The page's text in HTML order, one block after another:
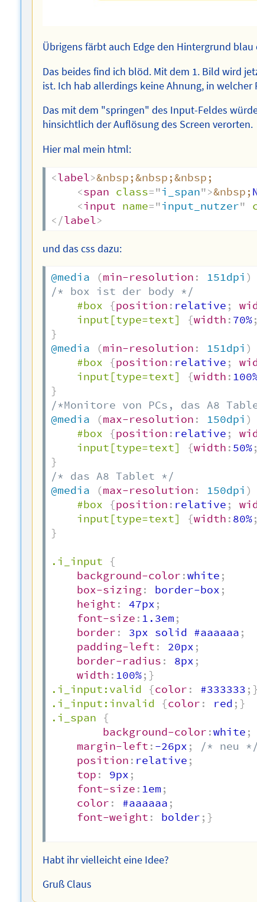
Übrigens färbt auch Edge den Hintergrund
Das beides find ich blöd. Mit dem 1. Bild wird
ist. Ich hab allerdings keine Ahnung, in
Das mit dem "springen" des Input-Feldes
hinsichtlich der Auflösung des Screen verorten.
Hier mal mein html:
<label>&nbsp;&nbsp;&nbsp;
<span class="i_span">&nbsp;
<input name="input_nutzer"
</label>
und das css dazu:
@media (min-resolution : 151dpi )
/* box ist der body */
#box
{position : relative ;
input[type=text]
{width : 70%;
}
@media
(min-resolution : 151dpi )
#box
{position : relative ;
input[type=text]
{width :
}
/*Monitore von PCs, das A8
@media
(max-resolution : 150dpi )
#box
{position : relative ;
input[type=text]
{width : 50%;
}
/* das A8 Tablet */
@media
(max-resolution : 150dpi )
#box
{position : relative ;
input[type=text]
{width : 80%;
}
.i_input
{
background-color :white ;
box-sizing: border-box ;
height : 47px ;
font-size : 1.3em ;
border : 3px solid #aaaaaa ;
padding-left : 20px ;
border-radius : 8px ;
width : 100%; }
.i_input:valid
{color : #333333 ; }
.i_input:invalid
{color : red ; }
.i_span
{
background-color :white ;
margin-left : -26px ;
/* neu */
position : relative ;
top : 9px ;
font-size : 1em ;
color : #aaaaaa ;
font-weight : bolder ; }
Habt ihr vielleicht eine Idee?
Gruß Claus